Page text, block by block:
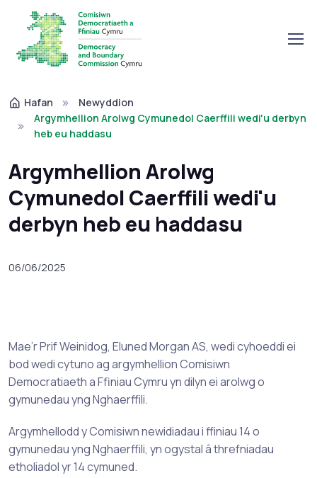
Hafan
Newyddion
Argymhellion Arolwg Cymunedol Caerffili wedi'u derbyn
heb eu haddasu
Argymhellion Arolwg
Cymunedol Caerffili wedi'u
derbyn heb eu haddasu
06/06/2025
Mae’r Prif Weinidog, Eluned Morgan AS, wedi cyhoeddi ei
bod wedi cytuno ag argymhellion Comisiwn
Democratiaeth a Ffiniau Cymru yn dilyn ei arolwg o
gymunedau yng Nghaerffili.
Argymhellodd y Comisiwn newidiadau i ffiniau 14 o
gymunedau yng Nghaerffili, yn ogystal â threfniadau
etholiadol yr 14 cymuned.